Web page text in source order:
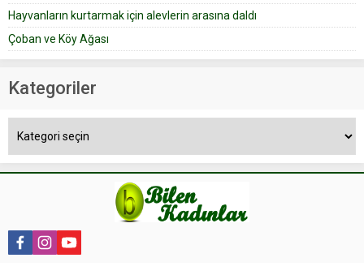
Hayvanların kurtarmak için alevlerin arasına daldı
Çoban ve Köy Ağası
Kategoriler